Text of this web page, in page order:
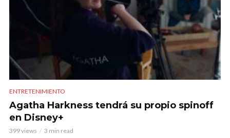
ENTRETENIMIENTO
Agatha Harkness tendrá su propio spinoff
en Disney+
399 views 3 min read